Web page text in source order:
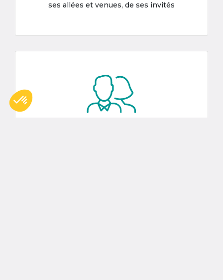
ses allées et venues, de ses invités